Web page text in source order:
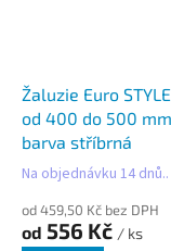
Žaluzie Euro
od 400 do 500
barva stříbrná
Na objednávku 14 dnů..
od 459,50 Kč bez DPH
od 556 Kč / ks